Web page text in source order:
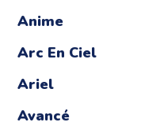
Anime
Arc En Ciel
Ariel
Avancé